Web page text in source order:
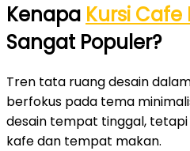
Kenapa Kursi
Sangat Populer?
Tren tata ruang desain
berfokus pada tema
desain tempat tinggal,
kafe dan tempat makan.